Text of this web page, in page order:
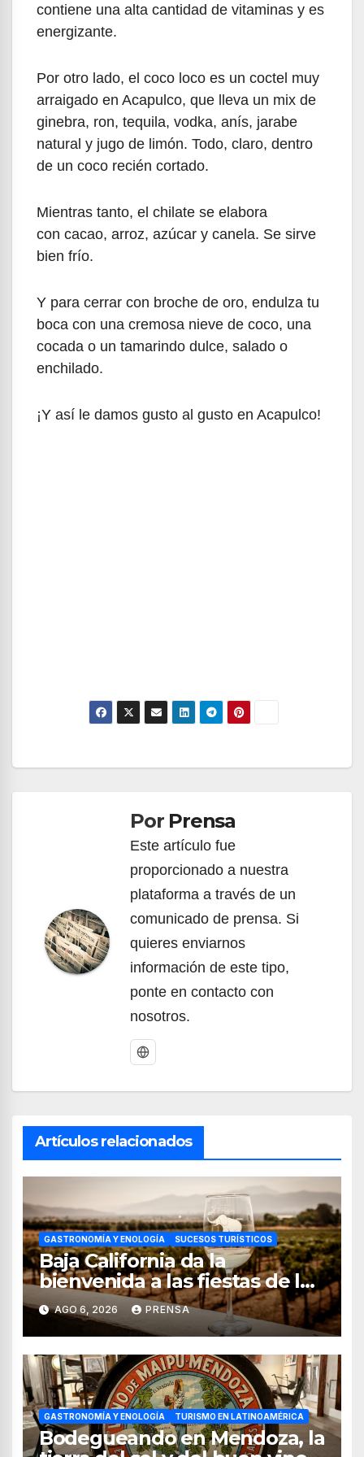
contiene una alta cantidad de vitaminas y es
energizante.
Por otro lado, el coco loco es un coctel muy
arraigado en Acapulco, que lleva un mix de
ginebra, ron, tequila, vodka, anís, jarabe
natural y jugo de limón. Todo, claro, dentro
de un coco recién cortado.
Mientras tanto, el chilate se elabora
con cacao, arroz, azúcar y canela. Se sirve
bien frío.
Y para cerrar con broche de oro, endulza tu
boca con una cremosa nieve de coco, una
cocada o un tamarindo dulce, salado o
enchilado.
¡Y así le damos gusto al gusto en Acapulco!
Navegación
entradasPor Prensa
Este artículo fue
proporcionado a nuestra
plataforma a través de un
comunicado de prensa. Si
quieres enviarnos
información de este tipo,
ponte en contacto con
nosotros.
Artículos relacionados
GASTRONOMÍA Y ENOLOGÍA SUCESOS TURÍSTICOS
Baja California da la
bienvenida a las fiestas de la
vendimia 2026
AGO 6, 2026 PRENSA
GASTRONOMÍA Y ENOLOGÍA TURISMO EN LATINOAMÉRICA
Bodegueando en Mendoza, la